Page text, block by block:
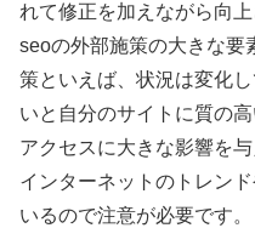
れて修正を加えながら向
seoの外部施策の大きな要
策といえば、状況は変化
いと自分のサイトに質の
アクセスに大きな影響を
インターネットのトレン
いるので注意が必要です。